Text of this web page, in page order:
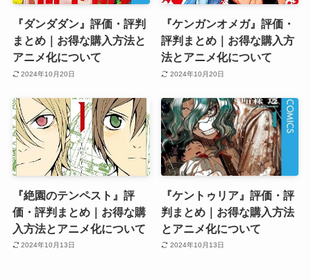
『ダンダダン』評価・評判
まとめ｜お得な購入方法と
アニメ化について
2024年10月20日
『ケンガンオメガ』評価・
評判まとめ｜お得な購入方
法とアニメ化について
2024年10月20日
『絶園のテンペスト』評
価・評判まとめ｜お得な購
入方法とアニメ化について
2024年10月13日
『ケントゥリア』評価・評
判まとめ｜お得な購入方法
とアニメ化について
2024年10月13日